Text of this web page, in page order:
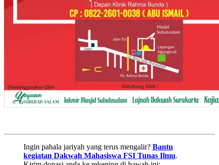
Ingin pahala jariyah yang terus mengalir? Bantu
kegiatan Dakwah Mahasiswa FSI Tunas Ilmu.